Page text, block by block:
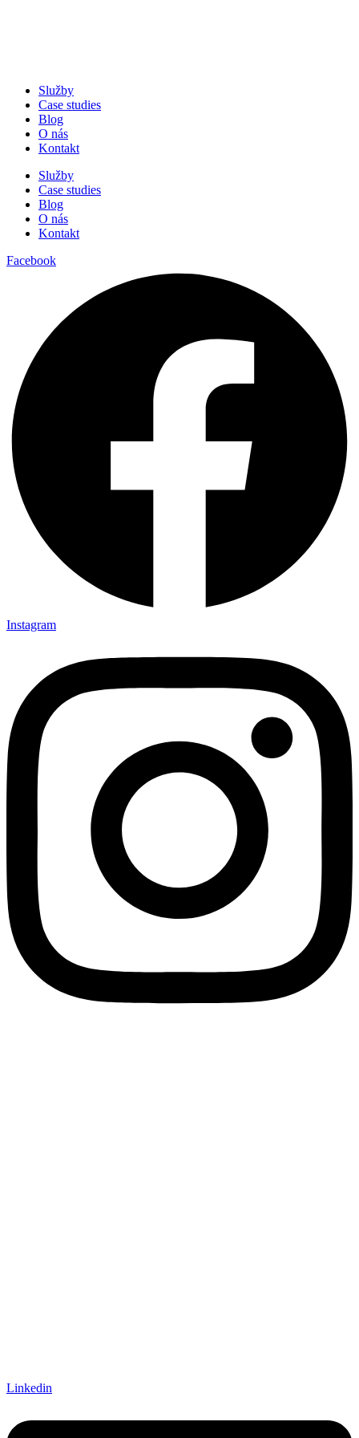
Služby
Case studies
Blog
O nás
Kontakt
Služby
Case studies
Blog
O nás
Kontakt
Facebook
Instagram
Linkedin